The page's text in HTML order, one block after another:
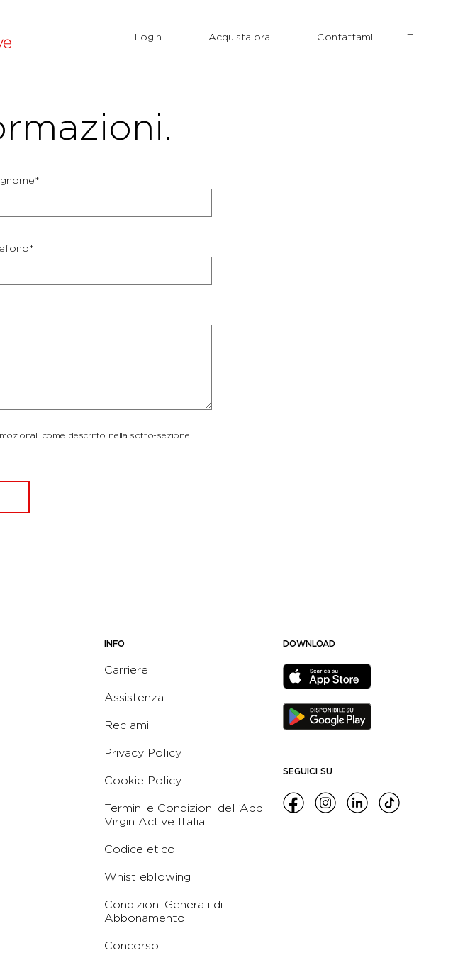
Login Acquista ora Contattami
come descritto nella sotto-sezione
INFO
Carriere
Assistenza
Reclami
Privacy Policy
Cookie Policy
Termini e Condizioni dell’App
Virgin Active Italia
Codice etico
Whistleblowing
Condizioni Generali di
Abbonamento
Concorso
DOWNLOAD
SEGUICI SU